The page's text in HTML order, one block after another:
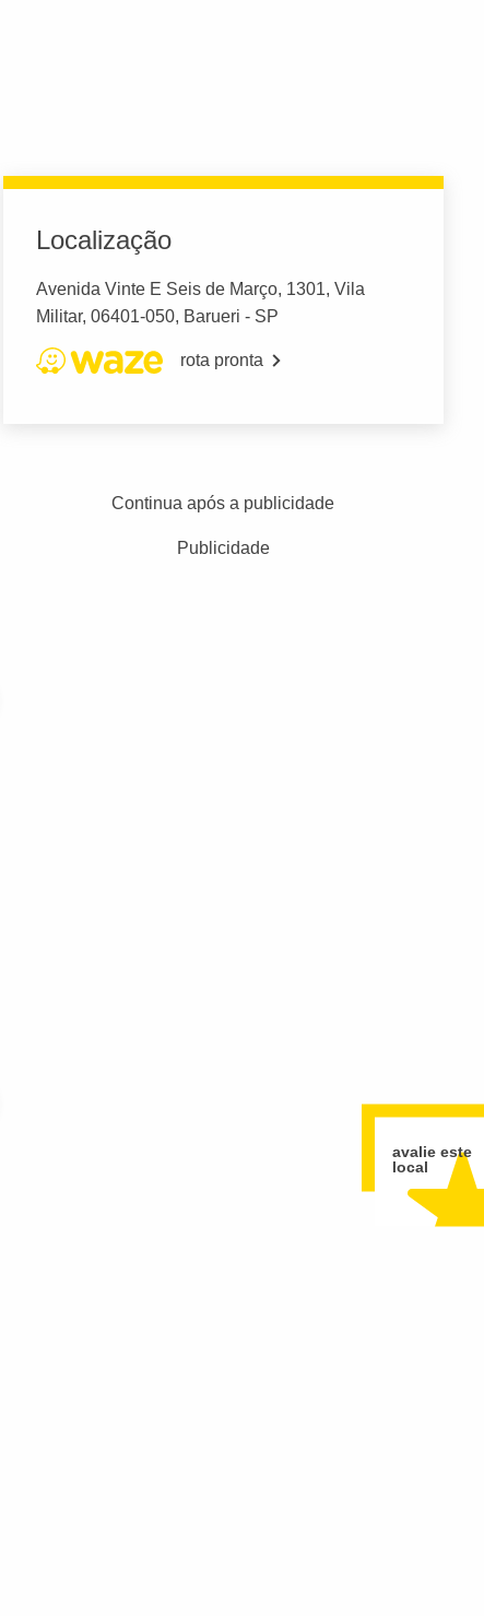
Localização
Avenida Vinte E Seis de Março, 1301, Vila
Militar, 06401-050, Barueri - SP
rota pronta
Continua após a publicidade
Publicidade
avalie este
local